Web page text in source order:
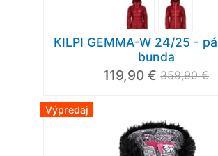
KILPI GEMMA-W 24/25 -
bunda
119,90 € 359,90 €
Výpredaj